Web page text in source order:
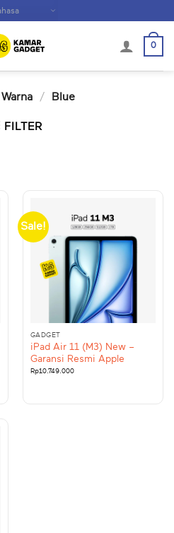
0
/ Blue
FILTER
Sale!
GADGET
iPad Air 11 (M3) New –
Garansi Resmi Apple
Rp10.749.000